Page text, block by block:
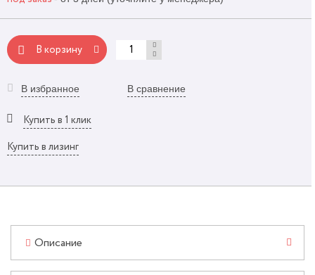
В корзину
В избранное В сравнение
Купить в 1 клик
Купить в лизинг
Описание